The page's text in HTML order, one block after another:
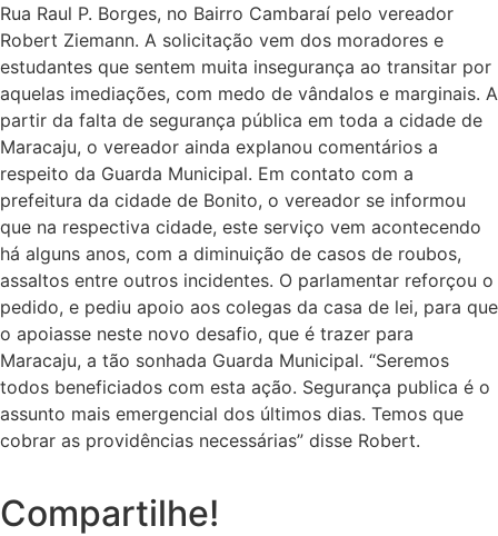
Rua Raul P. Borges, no Bairro Cambaraí pelo vereador
Robert Ziemann. A solicitação vem dos moradores e
estudantes que sentem muita insegurança ao transitar por
aquelas imediações, com medo de vândalos e marginais. A
partir da falta de segurança pública em toda a cidade de
Maracaju, o vereador ainda explanou comentários a
respeito da Guarda Municipal. Em contato com a
prefeitura da cidade de Bonito, o vereador se informou
que na respectiva cidade, este serviço vem acontecendo
há alguns anos, com a diminuição de casos de roubos,
assaltos entre outros incidentes. O parlamentar reforçou o
pedido, e pediu apoio aos colegas da casa de lei, para que
o apoiasse neste novo desafio, que é trazer para
Maracaju, a tão sonhada Guarda Municipal. “Seremos
todos beneficiados com esta ação. Segurança publica é o
assunto mais emergencial dos últimos dias. Temos que
cobrar as providências necessárias” disse Robert.
Compartilhe!